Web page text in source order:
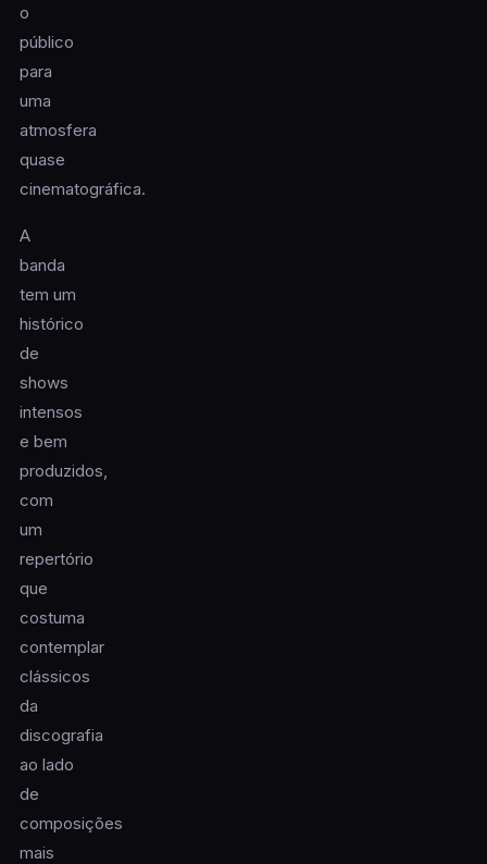
o
público
para
uma
atmosfera
quase
cinematográfica.
A
banda
tem um
histórico
de
shows
intensos
e bem
produzidos,
com
um
repertório
que
costuma
contemplar
clássicos
da
discografia
ao lado
de
composições
mais